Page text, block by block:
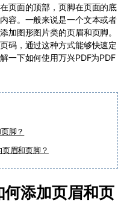
立即购买
页面的顶部，页脚在页面的底
容。一般来说是一个文本或者
加图形图片类的页眉和页脚。
码，通过这种方式能够快速定
一下如何使用万兴PDF为PDF
脚？
眉和页脚？
何添加页眉和页